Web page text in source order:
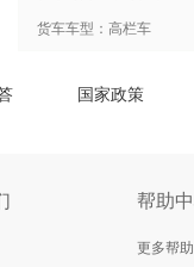
货车车型：高栏车
国家政策
帮助
更多帮助